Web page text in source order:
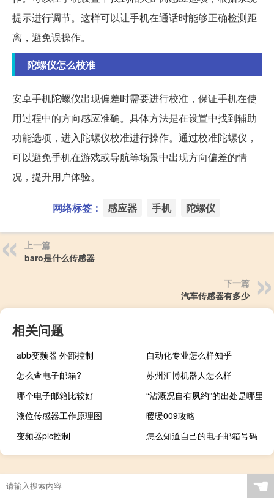
提示进行调节。这样可以让手机在通话时能够正确检测距
离，避免误操作。
陀螺仪怎么校准
安卓手机陀螺仪出现偏差时需要进行校准，保证手机在使
用过程中的方向感应准确。具体方法是在设置中找到辅助
功能选项，进入陀螺仪校准进行操作。通过校准陀螺仪，
可以避免手机在游戏或导航等场景中出现方向偏差的情
况，提升用户体验。
网络标签： 感应器 手机 陀螺仪
上一篇
baro是什么传感器
下一篇
汽车传感器有多少
相关问题
abb变频器 外部控制
自动化专业怎么样知乎
怎么查电子邮箱?
苏州汇博机器人怎么样
哪个电子邮箱比较好
“沾溉况自有夙约”的出处是哪里
液位传感器工作原理图
暖暖009攻略
变频器plc控制
怎么知道自己的电子邮箱号码
☚